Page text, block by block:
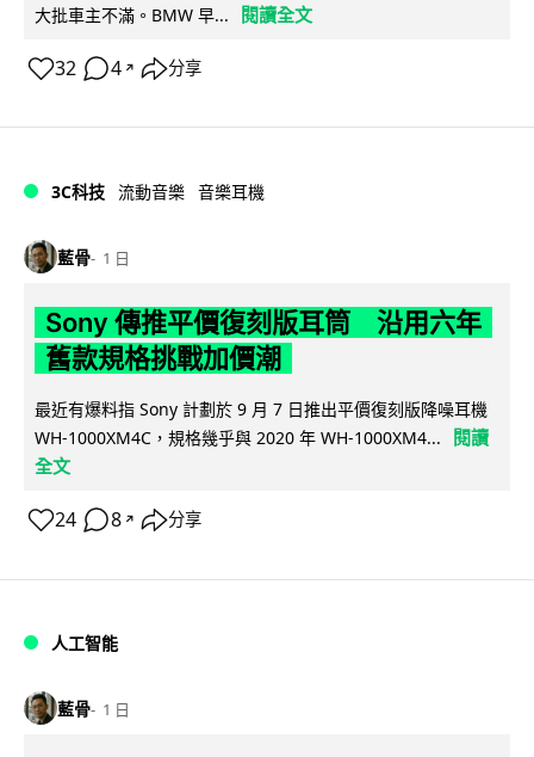
大批車主不滿。BMW 早... 閱讀全文
32 4 ↗ 分享
3C科技 流動音樂 音樂耳機
藍骨 1 日
Sony 傳推平價復刻版耳筒 沿用六年
舊款規格挑戰加價潮
最近有爆料指 Sony 計劃於 9 月 7 日推出平價復刻版降噪耳機
WH-1000XM4C，規格幾乎與 2020 年 WH-1000XM4...
閱讀
全文
24 8 ↗ 分享
人工智能
藍骨 1 日